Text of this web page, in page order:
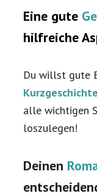
Eine gute
hilfreiche
Du willst gute
alle wichtigen
loszulegen!
Deinen